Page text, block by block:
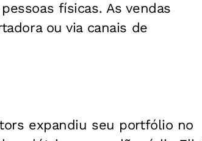
físicas. As vendas
ou via canais de
expandiu seu portfólio no